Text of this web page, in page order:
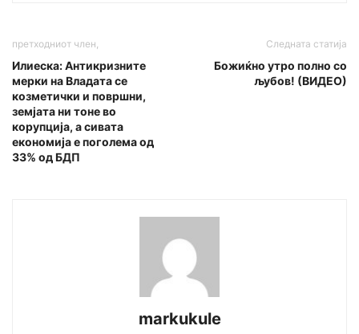
претходниот член,
Илиеска: Антикризните
мерки на Владата се
козметички и површни,
земјата ни тоне во
корупција, а сивата
економија е поголема од
33% од БДП
Следната статија
Божиќно утро полно со
љубов! (ВИДЕО)
markukule